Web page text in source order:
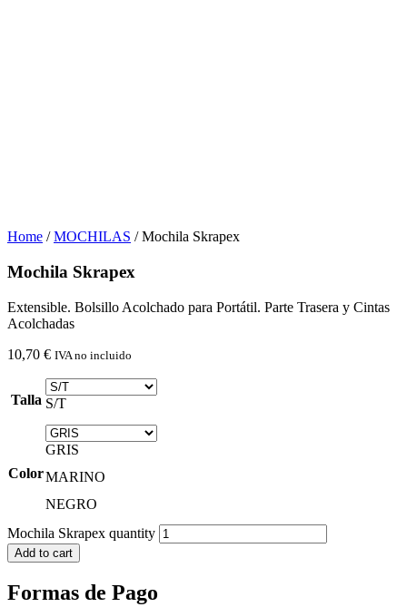
Home /MOCHILAS / Mochila Skrapex
Mochila Skrapex
Extensible. Bolsillo Acolchado para Portátil. Parte Trasera y Cintas
Acolchadas
10,70 € IVA no incluido
Talla S/T
Color
GRIS
MARINO
NEGRO
Mochila Skrapex quantity
Add to cart
Formas de Pago